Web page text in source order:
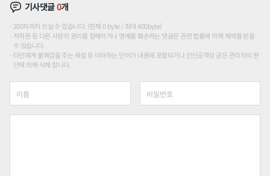
기사댓글0개
200자까지 쓰실 수 있습니다. (현재 0 byte / 최대 400byte)
저작권 등 다른 사람의 권리를 침해하거나 명예를 훼손하는 댓글은 관련 법률에 의해 제재를 받을
수 있습니다.
타인에게 불쾌감을 주는 욕설 등 비하하는 단어가 내용에 포함되거나 인신공격성 글은 관리자의 판
단에 의해 삭제 합니다.